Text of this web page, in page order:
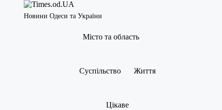
Новини Одеси та України
Місто та область
Суспільство Життя
Цікаве